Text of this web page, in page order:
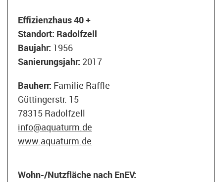
Effizienzhaus 40 +
Standort: Radolfzell
Baujahr: 1956
Sanierungsjahr: 2017
Bauherr: Familie Räffle
Güttingerstr. 15
78315 Radolfzell
info@aquaturm.de
www.aquaturm.de
Wohn-/Nutzfläche nach EnEV: